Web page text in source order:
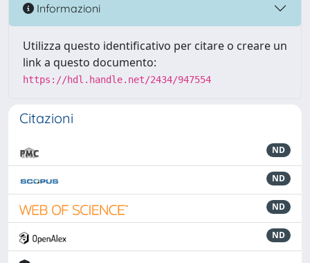
Informazioni
Utilizza questo identificativo per citare o creare un
link a questo documento:
https://hdl.handle.net/2434/947554
Citazioni
ND
ND
ND
ND